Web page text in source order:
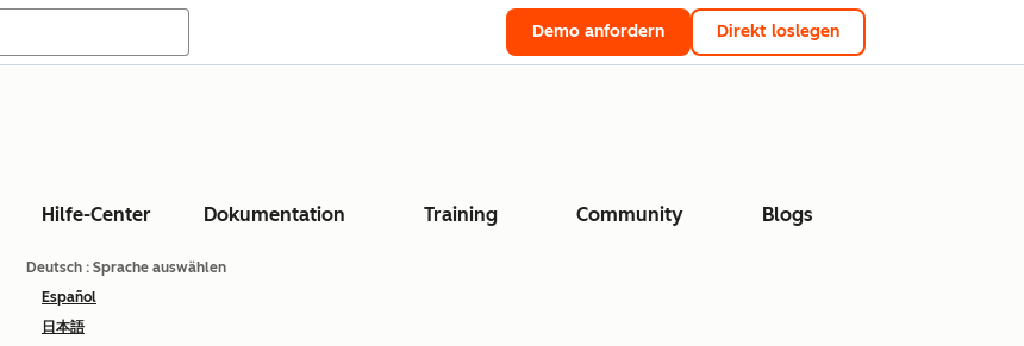
Demo anfordern Direkt loslegen
Hilfe-Center Dokumentation Training Community Blogs
Deutsch : Sprache auswählen
Español
日本語